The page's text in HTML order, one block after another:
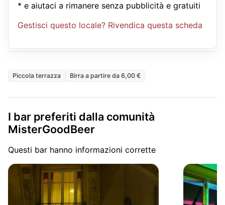
* e aiutaci a rimanere senza pubblicità e gratuiti
Gestisci questo locale? Rivendica questa scheda
Piccola terrazza Birra a partire da 6,00 €
I bar preferiti dalla comunità
MisterGoodBeer
Questi bar hanno informazioni corrette